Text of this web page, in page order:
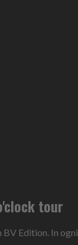
tour
Edition. In ogni